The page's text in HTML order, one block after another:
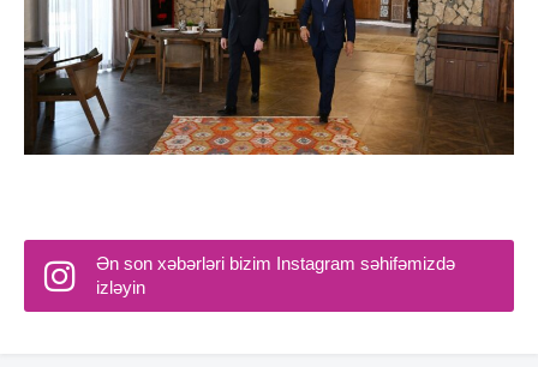
Ən son xəbərləri bizim Instagram səhifəmizdə
izləyin